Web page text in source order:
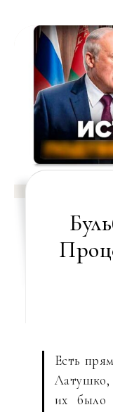
Есть
Латушко,
их было